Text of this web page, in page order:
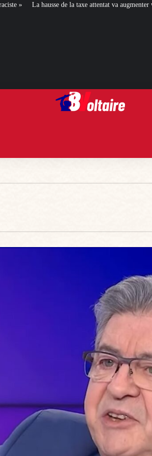
taxe attentat va augmenter votre assurance en 2027